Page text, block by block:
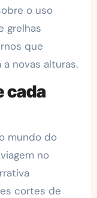
o uso
grelhas
que
novas alturas.
cada
mundo do
no
cortes de